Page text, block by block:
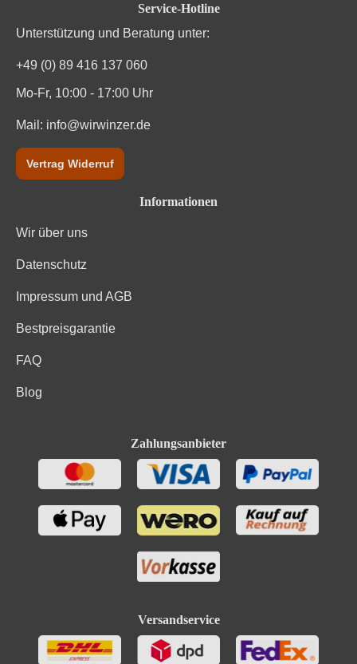
Weinart
Service-Hotline
Unterstützung und Beratung unter:
+49 (0) 89 416 137 060
Mo-Fr, 10:00 - 17:00 Uhr
Mail: info@wirwinzer.de
Vertrag Widerruf
Informationen
Wir über uns
Datenschutz
Impressum und AGB
Bestpreisgarantie
FAQ
Blog
Zahlungsanbieter
Versandservice